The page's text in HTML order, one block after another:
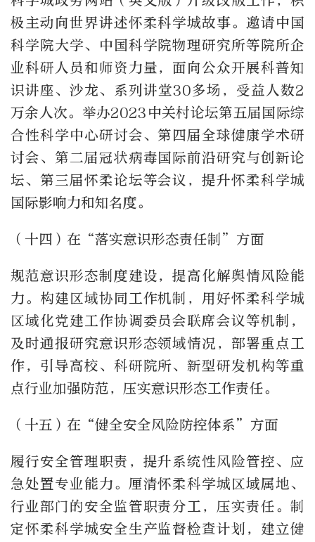
极主动向世界讲述怀柔科学城故事。邀请中国
科学院大学、中国科学院物理研究所等院所企
业科研人员和师资力量，面向公众开展科普知
识讲座、沙龙、系列讲堂30多场，受益人数2
万余人次。举办2023 中关村论坛第五届国际综
合性科学中心研讨会、第四届全球健康学术研
讨会、第二届冠状病毒国际前沿研究与创新论
坛、第三届怀柔论坛等会议，提升怀柔科学城
国际影响力和知名度。
（十四）在“落实意识形态责任制”方面
规范意识形态制度建设，提高化解舆情风险能
力。构建区域协同工作机制，用好怀柔科学城
区域化党建工作协调委员会联席会议等机制，
及时通报研究意识形态领域情况，部署重点工
作，引导高校、科研院所、新型研发机构等重
点行业加强防范，压实意识形态工作责任。
（十五）在“健全安全风险防控体系”方面
履行安全管理职责，提升系统性风险管控、应
急处置专业能力。厘清怀柔科学城区域属地、
行业部门的安全监管职责分工，压实责任。制
定怀柔科学城安全生产监督检查计划，建立健